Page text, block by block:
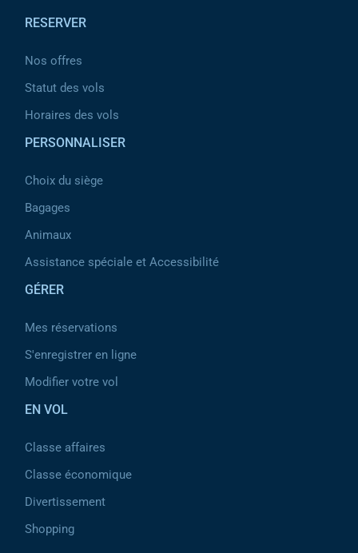
RESERVER
Nos offres
Statut des vols
Horaires des vols
PERSONNALISER
Choix du siège
Bagages
Animaux
Assistance spéciale et Accessibilité
GÉRER
Mes réservations
S'enregistrer en ligne
Modifier votre vol
EN VOL
Classe affaires
Classe économique
Divertissement
Shopping